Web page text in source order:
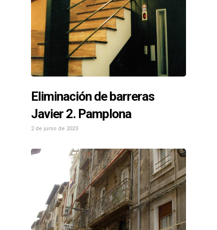
Eliminación de barreras
Javier 2. Pamplona
2 de junio de 2023